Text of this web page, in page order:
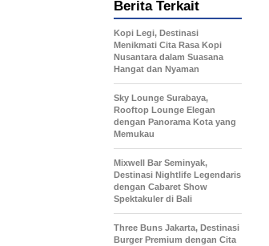
Berita Terkait
Kopi Legi, Destinasi
Menikmati Cita Rasa Kopi
Nusantara dalam Suasana
Hangat dan Nyaman
Sky Lounge Surabaya,
Rooftop Lounge Elegan
dengan Panorama Kota yang
Memukau
Mixwell Bar Seminyak,
Destinasi Nightlife Legendaris
dengan Cabaret Show
Spektakuler di Bali
Three Buns Jakarta, Destinasi
Burger Premium dengan Cita